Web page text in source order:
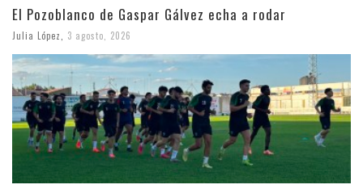
El Pozoblanco de Gaspar Gálvez echa a rodar
Julia López 3 agosto, 2026